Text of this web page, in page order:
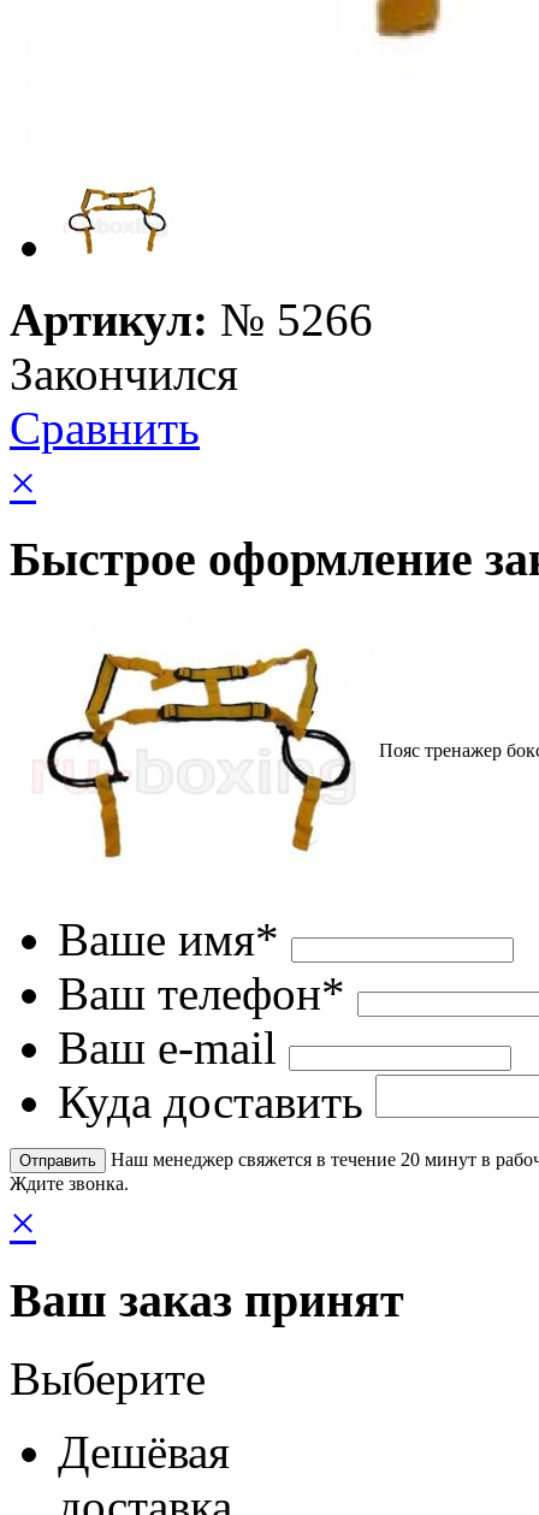
Артикул: № 5266
Закончился
Сравнить
×
Быстрое оформление
Пояс тренажер
Ваше имя*
Ваш телефон*
Ваш e-mail
Куда доставить
Наш менеджер свяжется в течение 20 минут в
Ждите звонка.
×
Ваш заказ принят
Выберите
Дешёвая